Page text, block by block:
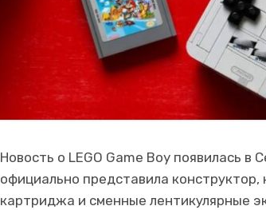
Новость о LEGO Game Boy появилась в
официально представила
картриджа и сменные лентикулярные